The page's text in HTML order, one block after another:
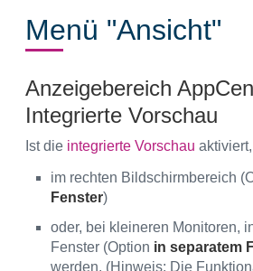
Menü "Ansicht"
Anzeigebereich
Integrierte Vorschau
Ist die integrierte Vorschau
im rechten Bildschirmbereich
Fenster)
oder, bei kleineren Monitoren,
Fenster (Option in separatem
werden. (Hinweis: Die